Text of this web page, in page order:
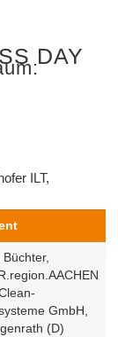
DAY
ILT,
Büchter,
GmbH,
(D)